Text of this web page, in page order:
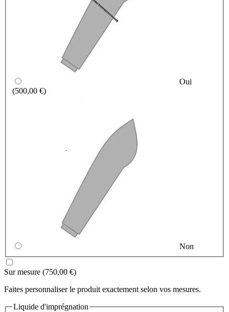
Oui
(500,00 €)
Non
Sur mesure (750,00 €)
Faites personnaliser le produit exactement selon vos mesures.
Liquide d'imprégnation